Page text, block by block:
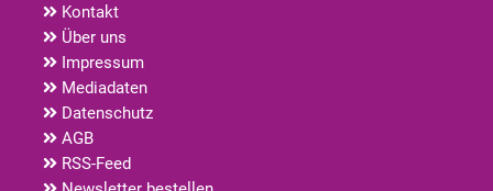
Kontakt
Über uns
Impressum
Mediadaten
Datenschutz
AGB
RSS-Feed